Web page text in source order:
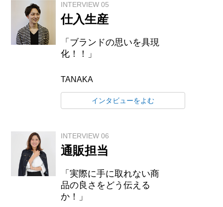
INTERVIEW 05
仕入生産
「ブランドの思いを具現
化！！」
TANAKA
インタビューをよむ
INTERVIEW 06
通販担当
「実際に手に取れない商
品の良さをどう伝える
か！」